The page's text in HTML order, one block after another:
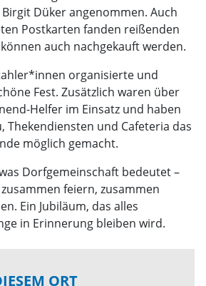
Düker angenommen. Auch
Postkarten fanden reißenden
auch nachgekauft werden.
organisierte und
Fest. Zusätzlich waren über
Helfer im Einsatz und haben
Thekendiensten und Cafeteria das
möglich gemacht.
Dorfgemeinschaft bedeutet –
feiern, zusammen
Ein Jubiläum, das alles
in Erinnerung bleiben wird.
ORT